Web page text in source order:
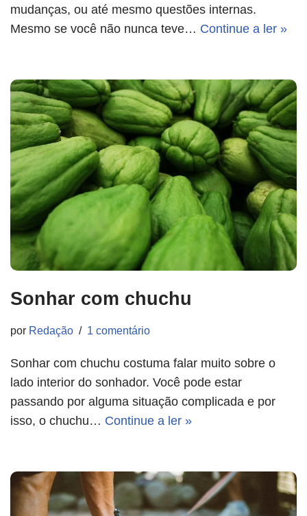
mudanças, ou até mesmo questões internas.
Mesmo se você não nunca teve… Continue a ler »
Sonhar com chuchu
por Redação 1 comentário
Sonhar com chuchu costuma falar muito sobre o
lado interior do sonhador. Você pode estar
passando por alguma situação complicada e por
isso, o chuchu… Continue a ler »